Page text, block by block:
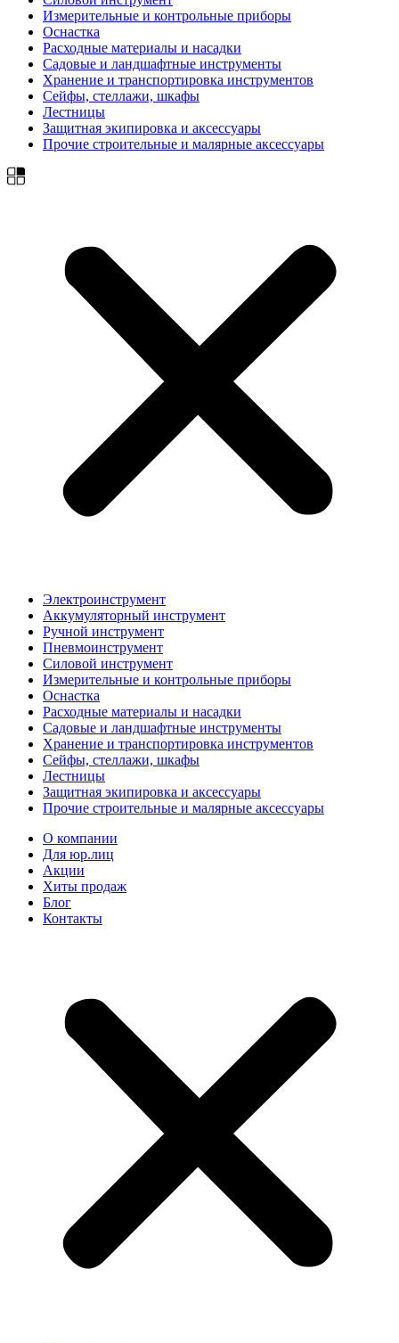
Измерительные и контрольные приборы
Оснастка
Расходные материалы и насадки
Садовые и ландшафтные инструменты
Хранение и транспортировка инструментов
Сейфы, стеллажи, шкафы
Лестницы
Защитная экипировка и аксессуары
Прочие строительные и малярные аксессуары
Электроинструмент
Аккумуляторный инструмент
Ручной инструмент
Пневмоинструмент
Силовой инструмент
Измерительные и контрольные приборы
Оснастка
Расходные материалы и насадки
Садовые и ландшафтные инструменты
Хранение и транспортировка инструментов
Сейфы, стеллажи, шкафы
Лестницы
Защитная экипировка и аксессуары
Прочие строительные и малярные аксессуары
О компании
Для юр.лиц
Акции
Хиты продаж
Блог
Контакты